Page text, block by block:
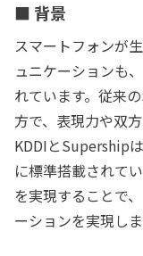
■ 背景
スマートフォンが
ュニケーションも
れています。従来
方で、表現力や双
KDDIとSupership
に標準搭載されて
を実現することで
ーションを実現しま